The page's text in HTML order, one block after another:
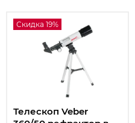
Скидка 19%
Телескоп Veber